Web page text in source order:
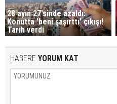
28 ayın 27'sinde azaldı:
Konutta 'beni şaşırttı' çıkışı!
Tarih verdi
HABERE YORUM KAT